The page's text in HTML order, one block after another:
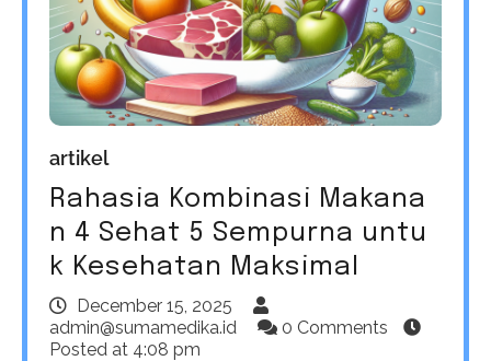
artikel
Rahasia Kombinasi Makana
n 4 Sehat 5 Sempurna untu
k Kesehatan Maksimal
December 15, 2025
admin@sumamedika.id
0 Comments
Posted at 4:08 pm